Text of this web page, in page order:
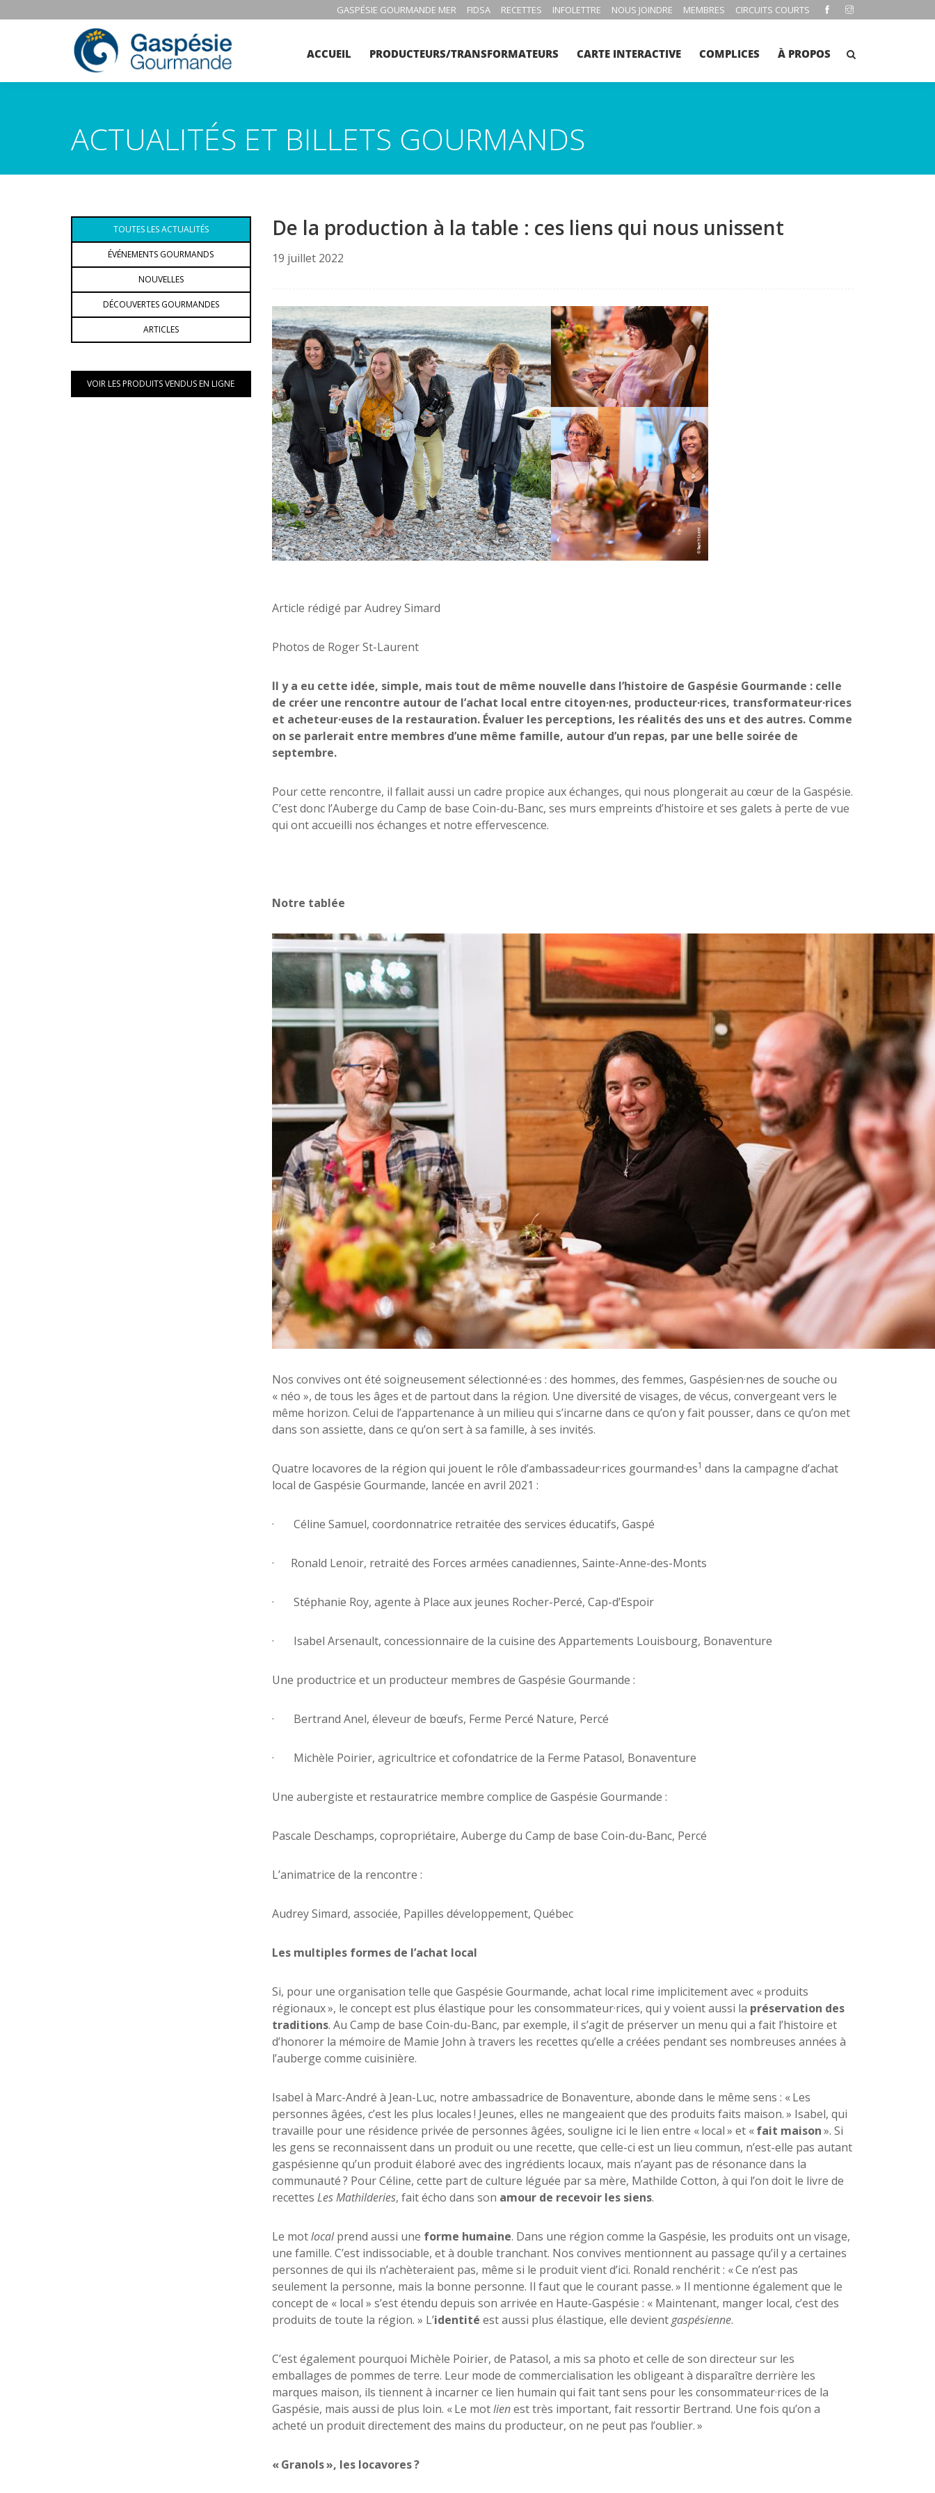
GASPÉSIE GOURMANDE MER FIDSA RECETTES INFOLETTRE NOUS JOINDRE MEMBRES CIRCUITS COURTS
ACCUEIL PRODUCTEURS/TRANSFORMATEURS CARTE INTERACTIVE COMPLICES À PROPOS
ACTUALITÉS ET BILLETS GOURMANDS
TOUTES LES ACTUALITÉS
ÉVÉNEMENTS GOURMANDS
NOUVELLES
DÉCOUVERTES GOURMANDES
ARTICLES
VOIR LES PRODUITS VENDUS EN LIGNE
De la production à la table : ces liens qui nous unissent
19 juillet 2022
Article rédigé par Audrey Simard
Photos de Roger St-Laurent
Il y a eu cette idée, simple, mais tout de même nouvelle dans l’histoire de Gaspésie Gourmande : celle
de créer une rencontre autour de l’achat local entre citoyen·nes, producteur·rices, transformateur·rices
et acheteur·euses de la restauration. Évaluer les perceptions, les réalités des uns et des autres. Comme
on se parlerait entre membres d’une même famille, autour d’un repas, par une belle soirée de
septembre.
Pour cette rencontre, il fallait aussi un cadre propice aux échanges, qui nous plongerait au cœur de la Gaspésie.
C’est donc l’Auberge du Camp de base Coin-du-Banc, ses murs empreints d’histoire et ses galets à perte de vue
qui ont accueilli nos échanges et notre effervescence.
Notre tablée
Nos convives ont été soigneusement sélectionné·es : des hommes, des femmes, Gaspésien·nes de souche ou
« néo », de tous les âges et de partout dans la région. Une diversité de visages, de vécus, convergeant vers le
même horizon. Celui de l’appartenance à un milieu qui s’incarne dans ce qu’on y fait pousser, dans ce qu’on met
dans son assiette, dans ce qu’on sert à sa famille, à ses invités.
Quatre locavores de la région qui jouent le rôle d’ambassadeur·rices gourmand·es1 dans la campagne d’achat
local de Gaspésie Gourmande, lancée en avril 2021 :
· Céline Samuel, coordonnatrice retraitée des services éducatifs, Gaspé
· Ronald Lenoir, retraité des Forces armées canadiennes, Sainte-Anne-des-Monts
· Stéphanie Roy, agente à Place aux jeunes Rocher-Percé, Cap-d’Espoir
· Isabel Arsenault, concessionnaire de la cuisine des Appartements Louisbourg, Bonaventure
Une productrice et un producteur membres de Gaspésie Gourmande :
· Bertrand Anel, éleveur de bœufs, Ferme Percé Nature, Percé
· Michèle Poirier, agricultrice et cofondatrice de la Ferme Patasol, Bonaventure
Une aubergiste et restauratrice membre complice de Gaspésie Gourmande :
Pascale Deschamps, copropriétaire, Auberge du Camp de base Coin-du-Banc, Percé
L’animatrice de la rencontre :
Audrey Simard, associée, Papilles développement, Québec
Les multiples formes de l’achat local
Si, pour une organisation telle que Gaspésie Gourmande, achat local rime implicitement avec « produits
régionaux », le concept est plus élastique pour les consommateur·rices, qui y voient aussi la préservation des
traditions. Au Camp de base Coin-du-Banc, par exemple, il s’agit de préserver un menu qui a fait l’histoire et
d’honorer la mémoire de Mamie John à travers les recettes qu’elle a créées pendant ses nombreuses années à
l’auberge comme cuisinière.
Isabel à Marc-André à Jean-Luc, notre ambassadrice de Bonaventure, abonde dans le même sens : « Les
personnes âgées, c’est les plus locales ! Jeunes, elles ne mangeaient que des produits faits maison. » Isabel, qui
travaille pour une résidence privée de personnes âgées, souligne ici le lien entre « local » et «fait maison». Si
les gens se reconnaissent dans un produit ou une recette, que celle-ci est un lieu commun, n’est-elle pas autant
gaspésienne qu’un produit élaboré avec des ingrédients locaux, mais n’ayant pas de résonance dans la
communauté ? Pour Céline, cette part de culture léguée par sa mère, Mathilde Cotton, à qui l’on doit le livre de
recettes Les Mathilderies, fait écho dans son amour de recevoir les siens.
Le motlocalprend aussi une forme humaine. Dans une région comme la Gaspésie, les produits ont un visage,
une famille. C’est indissociable, et à double tranchant. Nos convives mentionnent au passage qu’il y a certaines
personnes de qui ils n’achèteraient pas, même si le produit vient d’ici. Ronald renchérit : « Ce n’est pas
seulement la personne, mais la bonne personne. Il faut que le courant passe. » Il mentionne également que le
concept de « local » s’est étendu depuis son arrivée en Haute-Gaspésie : « Maintenant, manger local, c’est des
produits de toute la région. » L’identité est aussi plus élastique, elle devientgaspésienne.
C’est également pourquoi Michèle Poirier, de Patasol, a mis sa photo et celle de son directeur sur les
emballages de pommes de terre. Leur mode de commercialisation les obligeant à disparaître derrière les
marques maison, ils tiennent à incarner ce lien humain qui fait tant sens pour les consommateur·rices de la
Gaspésie, mais aussi de plus loin. « Le motlienest très important, fait ressortir Bertrand. Une fois qu’on a
acheté un produit directement des mains du producteur, on ne peut pas l’oublier. »
«Granols», les locavores?